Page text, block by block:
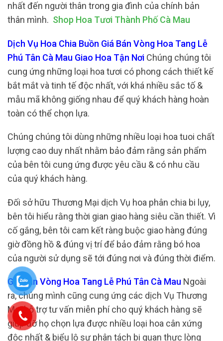
nhất đến người thân trong gia đình của chính bản
thân mình. Shop Hoa Tươi Thành Phố Cà Mau
Dịch Vụ Hoa Chia Buồn Giá Bán Vòng Hoa Tang Lễ
Phú Tân Cà Mau Giao Hoa Tận Nơi Chúng chúng tôi
cung ứng những loại hoa tươi có phong cách thiết kế
bắt mắt và tinh tế độc nhất, với khá nhiều sắc tố &
mẫu mã không giống nhau để quý khách hàng hoàn
toàn có thể chọn lựa.
Chúng chúng tôi dùng những nhiều loại hoa tuoi chất
lượng cao duy nhất nhằm bảo đảm rằng sản phẩm
của bên tôi cung ứng được yêu cầu & có nhu cầu
của quý khách hàng.
Đối sở hữu Thương Mại dịch Vụ hoa phân chia bi lụy,
bên tôi hiểu rằng thời gian giao hàng siêu cần thiết. Vì
cố gắng, bên tôi cam kết ràng buộc giao hàng đúng
giờ đồng hồ & đúng vị trí để bảo đảm rằng bó hoa
của người sử dụng sẽ tới đúng nơi và đúng thời điểm.
Giá Bán Vòng Hoa Tang Lễ Phú Tân Cà Mau Ngoài
ra, chúng mình cũng cung ứng các dịch Vụ Thương
Mại hỗ trợ tư vấn miễn phí cho quý khách hàng sẽ
giúp đỡ họ chọn lựa được nhiều loại hoa cân xứng
độc nhất & biểu lộ sự phân tách bi quan thực lòng